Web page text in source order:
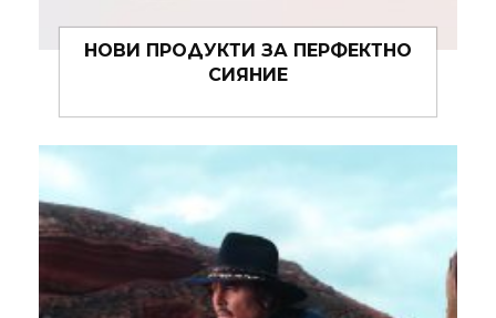
BAL D’AFRIQUE НА BYREDO – АРОМАТ
В ДВИЖЕНИЕ